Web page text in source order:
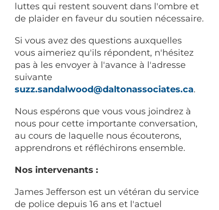
luttes qui restent souvent dans l'ombre et
de plaider en faveur du soutien nécessaire.
Si vous avez des questions auxquelles
vous aimeriez qu'ils répondent, n'hésitez
pas à les envoyer à l'avance à l'adresse
suivante
suzz.sandalwood@daltonassociates.ca.
Nous espérons que vous vous joindrez à
nous pour cette importante conversation,
au cours de laquelle nous écouterons,
apprendrons et réfléchirons ensemble.
Nos intervenants :
James Jefferson est un vétéran du service
de police depuis 16 ans et l'actuel